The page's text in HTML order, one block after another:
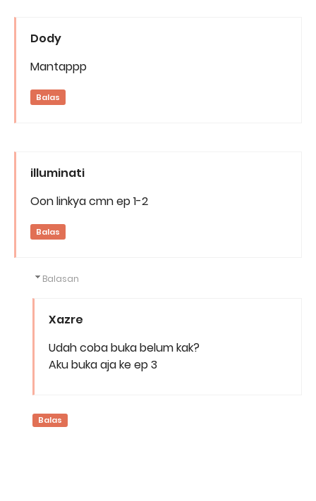
Dody
Mantappp
Balas
illuminati
Oon linkya cmn ep 1-2
Balas
Balasan
Xazre
Udah coba buka belum kak?
Aku buka aja ke ep 3
Balas